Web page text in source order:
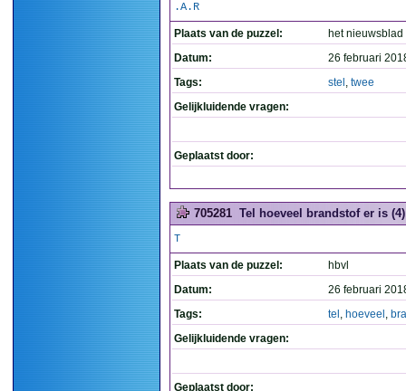
.A.R
Plaats van de puzzel:
het nieuwsblad
Datum:
26 februari
Tags:
stel , twee
Gelijkluidende vragen:
Geplaatst door:
705281 Tel hoeveel brandstof er is (4)
T
Plaats van de puzzel:
hbvl
Datum:
26 februari
Tags:
tel , hoeveel ,
Gelijkluidende vragen:
Geplaatst door: